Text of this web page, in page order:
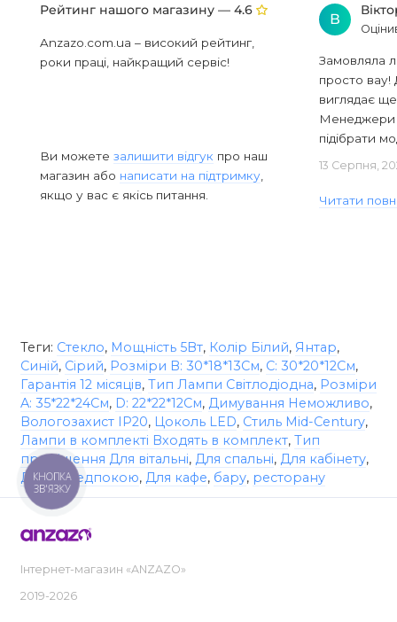
Рейтинг нашого магазину — 4.6
Anzazo.com.ua – високий рейтинг,
роки праці, найкращий сервіс!
Ви можете залишити відгук про наш
магазин або написати на підтримку
якщо у вас є якісь питання.
В
Замовляла
просто вау!
виглядає
Менеджери
підібрати
13 Серпня,
Читати
Теги: Стекло, Мощність 5Вт, Колір Білий, Янтар,
Синій, Сірий, Розміри B: 30*18*13См, C: 30*20*12См,
Гарантія 12 місяців, Тип Лампи Світлодіодна, Розміри
A: 35*22*24См, D: 22*22*12См, Димування Неможливо,
Вологозахист IP20, Цоколь LED, Стиль Mid-Century,
Лампи в комплекті Входять в комплект, Тип
приміщення Для вітальні, Для спальні, Для кабінету,
Для передпокою, Для кафе, бару, ресторану
Інтернет-магазин «ANZAZO»
2019-2026
КНОПКА
ЗВ'ЯЗКУ